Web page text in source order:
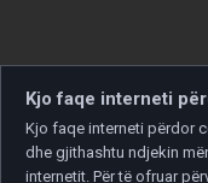
Kjo faqe interneti
Kjo faqe interneti përdor
dhe gjithashtu ndjekin
internetit. Për të ofruar